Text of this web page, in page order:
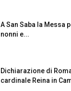
A San Saba la Messa
nonni e...
Dichiarazione di
cardinale Reina in